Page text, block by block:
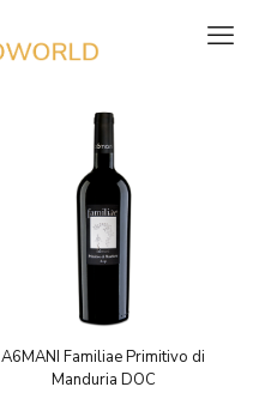
A6MANI Familiae Primitivo di
Manduria DOC